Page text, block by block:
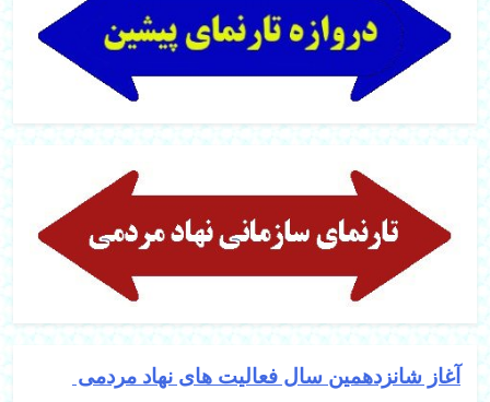
آغاز شانزدهمین سال فعالیت های نهاد مردمی